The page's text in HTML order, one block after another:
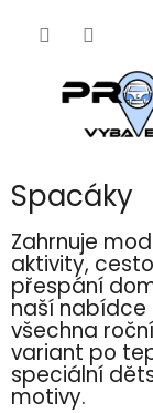
Spacáky
Zahrnuje
aktivity,
přespání
naší nabídce
všechna
variant po
speciální
motivy.